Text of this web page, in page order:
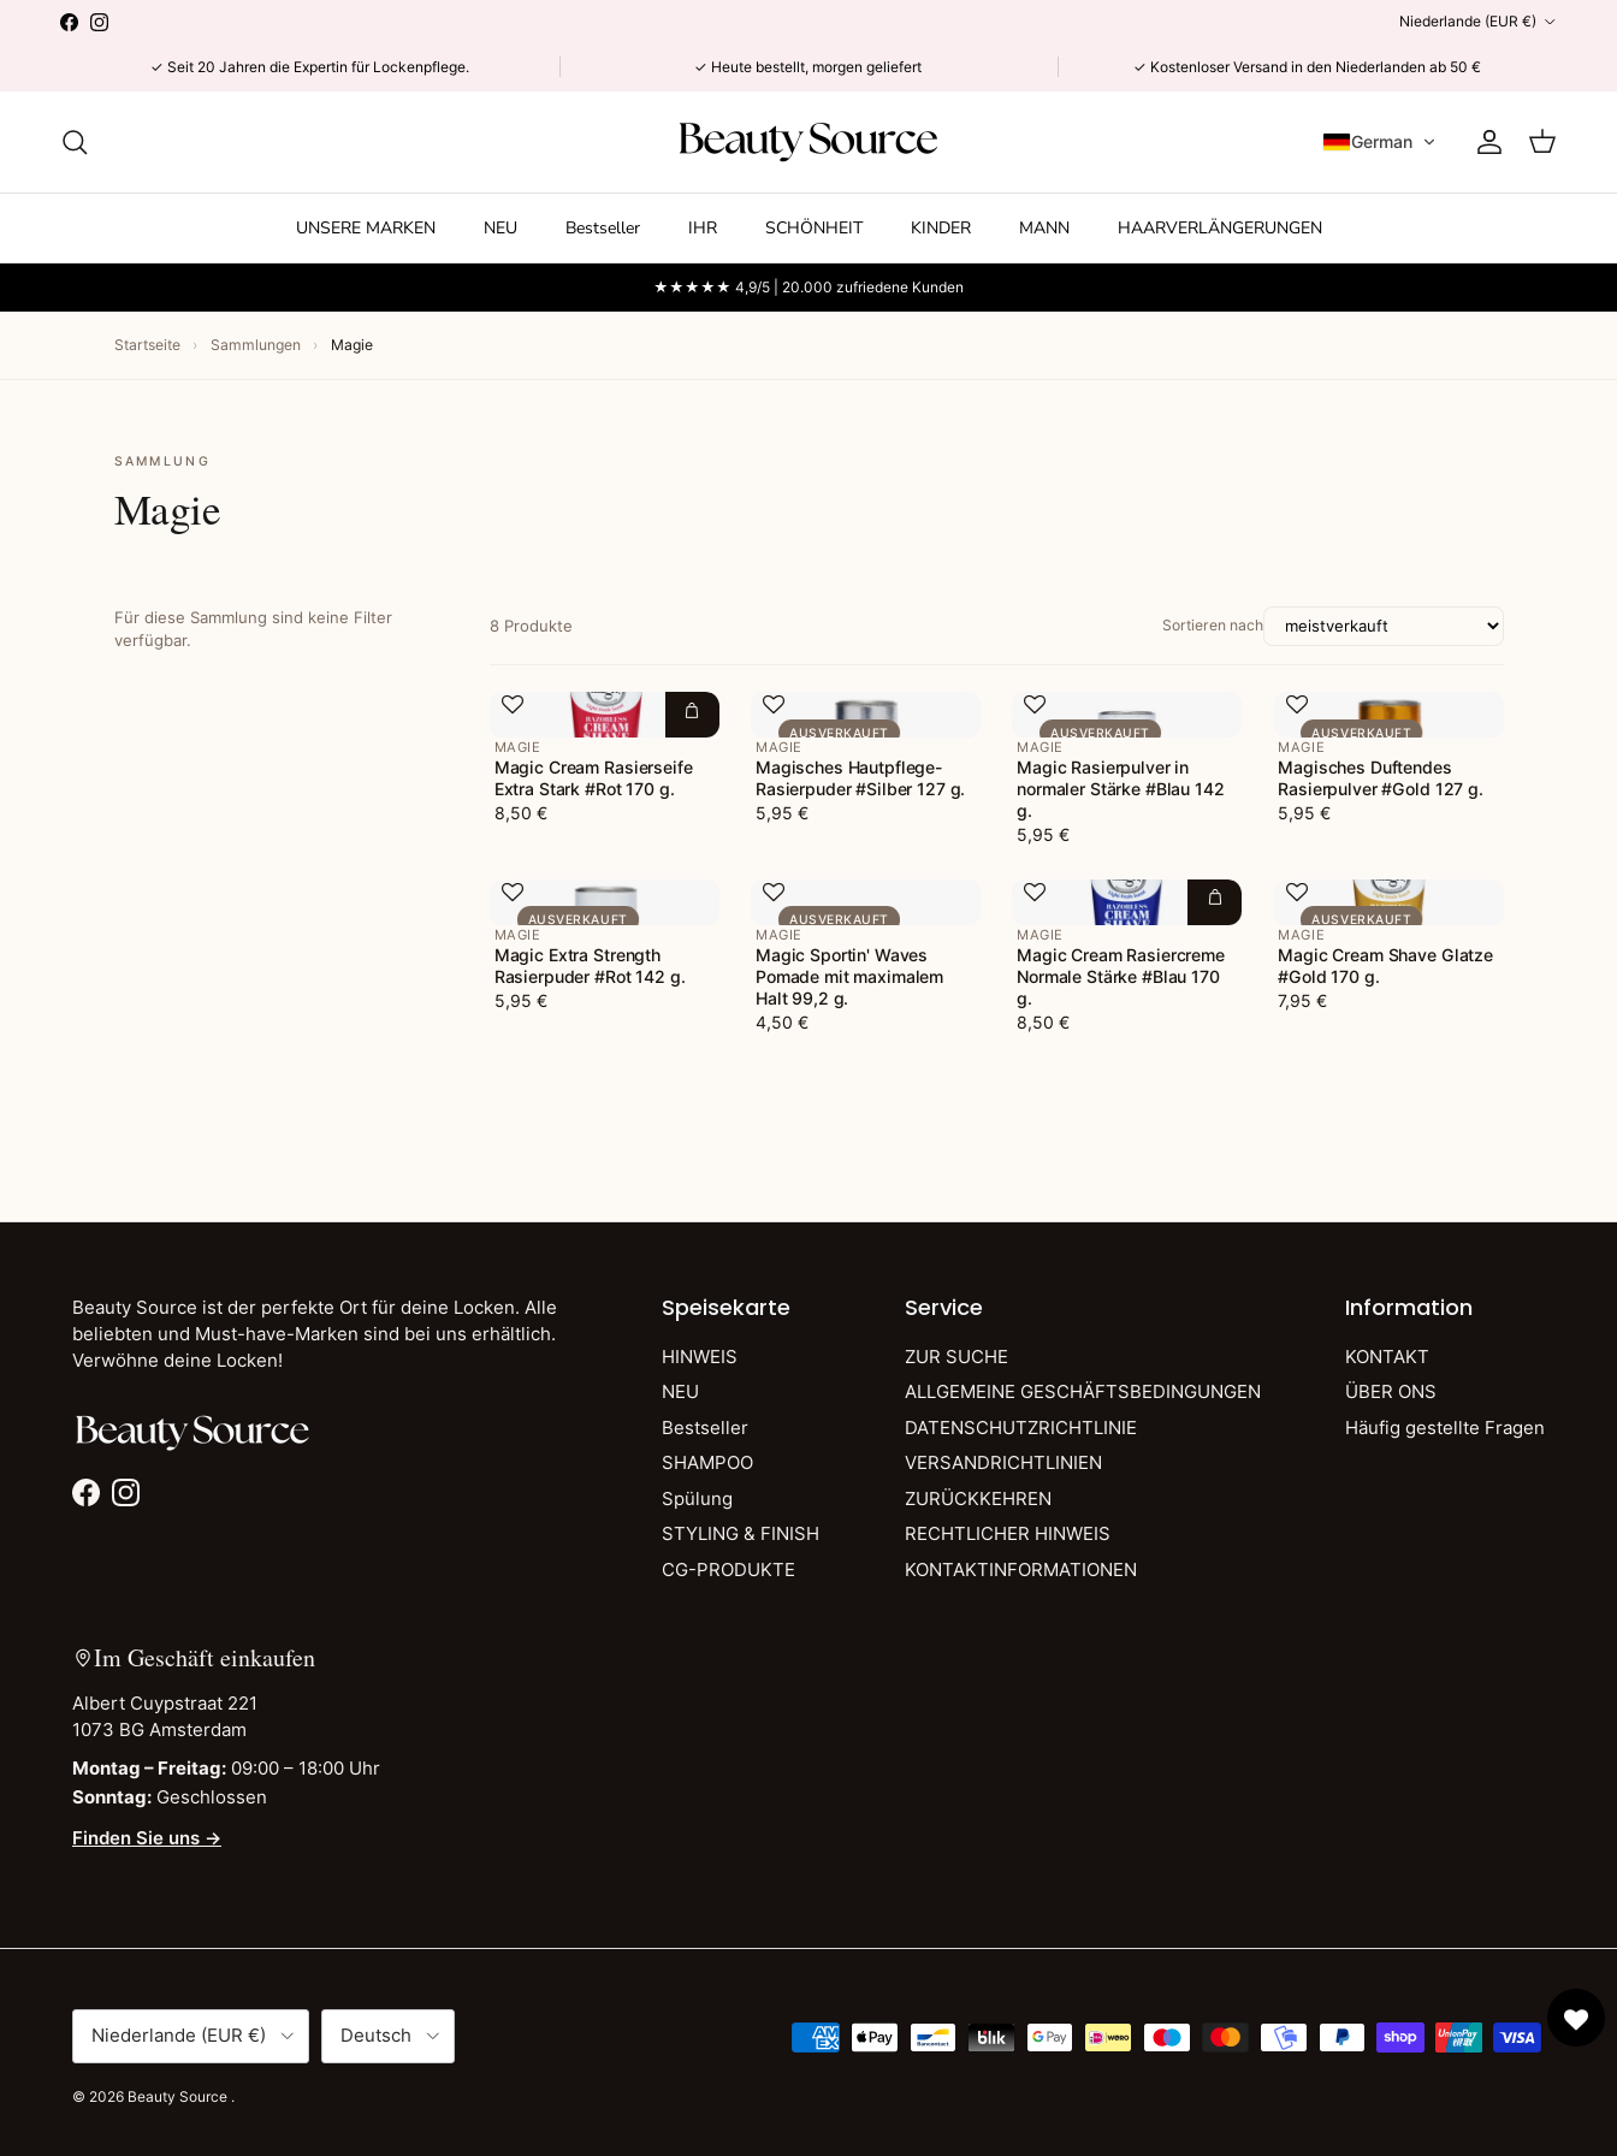
Direkt zum Inhalt
FacebookInstagram Niederlande (EUR €)
✓ Seit 20 Jahren die Expertin für Lockenpflege. ✓ Heute bestellt, morgen geliefert ✓ Kostenloser Versand in den Niederlanden ab 50 €
German Konto
UNSERE MARKEN NEU Bestseller IHR SCHÖNHEIT KINDER MANN HAARVERLÄNGERUNGEN
★★★★★ 4,9/5 | 20.000 zufriedene Kunden
Startseite › Sammlungen › Magie
SAMMLUNG
Magie
Für diese Sammlung sind keine Filter
verfügbar.
8 Produkte Sortieren nach
MAGIE
Magic Cream Rasierseife
Extra Stark #Rot 170 g.
8,50 €
AUSVERKAUFT
MAGIE
Magisches Hautpflege-
Rasierpuder #Silber 127 g.
5,95 €
AUSVERKAUFT
MAGIE
Magic Rasierpulver in
normaler Stärke #Blau 142
g.
5,95 €
AUSVERKAUFT
MAGIE
Magisches Duftendes
Rasierpulver #Gold 127 g.
5,95 €
AUSVERKAUFT
MAGIE
Magic Extra Strength
Rasierpuder #Rot 142 g.
5,95 €
AUSVERKAUFT
MAGIE
Magic Sportin' Waves
Pomade mit maximalem
Halt 99,2 g.
4,50 €
MAGIE
Magic Cream Rasiercreme
Normale Stärke #Blau 170
g.
8,50 €
AUSVERKAUFT
MAGIE
Magic Cream Shave Glatze
#Gold 170 g.
7,95 €
Beauty Source ist der perfekte Ort für deine Locken. Alle
beliebten und Must-have-Marken sind bei uns erhältlich.
Verwöhne deine Locken!
FacebookInstagram
Speisekarte
HINWEIS
NEU
Bestseller
SHAMPOO
Spülung
STYLING & FINISH
CG-PRODUKTE
Service
ZUR SUCHE
ALLGEMEINE GESCHÄFTSBEDINGUNGEN
DATENSCHUTZRICHTLINIE
VERSANDRICHTLINIEN
ZURÜCKKEHREN
RECHTLICHER HINWEIS
KONTAKTINFORMATIONEN
Information
KONTAKT
ÜBER ONS
Häufig gestellte Fragen
Im Geschäft einkaufen
Albert Cuypstraat 221
1073 BG Amsterdam
Montag – Freitag: 09:00 – 18:00 Uhr
Sonntag: Geschlossen
Finden Sie uns →
Land/Region
Niederlande (EUR €)
Sprache
Deutsch
© 2026 Beauty Source .